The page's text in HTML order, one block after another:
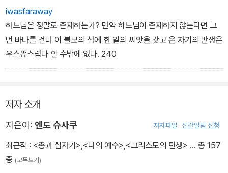
iwasfaraway
하느님은 정말로 존재하는가? 만약 하느님이 존재하지 않는다면 그
먼 바다를 건너 이 불모의 섬에 한 알의 씨앗을 갖고 온 자기의 반생은
우스꽝스럽다 할 수밖에 없다. 240
저자 소개
지은이: 엔도 슈사쿠 저자파일 신간알림 신청
최근작 : <총과 십자가>,<나의 예수>,<그리스도의 탄생> … 총 157
종 (모두보기)